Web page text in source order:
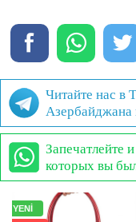
Читайте нас в
Азербайджана
Запечатлейте
которых вы